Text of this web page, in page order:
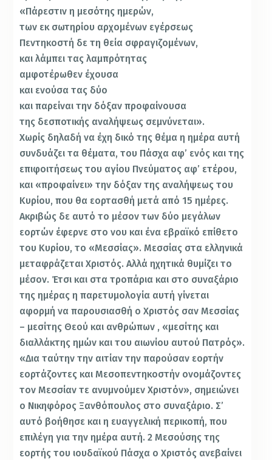
«Πάρεστιν η μεσότης ημερών,
των εκ σωτηρίου αρχομένων εγέρσεως
Πεντηκοστή δε τη θεία σφραγιζομένων,
και λάμπει τας λαμπρότητας
αμφοτέρωθεν έχουσα
και ενούσα τας δύο
και παρείναι την δόξαν προφαίνουσα
της δεσποτικής αναλήψεως σεμνύνεται».
Χωρίς δηλαδή να έχη δικό της θέμα η ημέρα αυτή
συνδυάζει τα θέματα, του Πάσχα αφ’ ενός και της
επιφοιτήσεως του αγίου Πνεύματος αφ’ ετέρου,
και «προφαίνει» την δόξαν της αναλήψεως του
Κυρίου, που θα εορτασθή μετά από 15 ημέρες.
Ακριβώς δε αυτό το μέσον των δύο μεγάλων
εορτών έφερνε στο νου και ένα εβραϊκό επίθετο
του Κυρίου, το «Μεσσίας». Μεσσίας στα ελληνικά
μεταφράζεται Χριστός. Αλλά ηχητικά θυμίζει το
μέσον. Έτσι και στα τροπάρια και στο συναξάριο
της ημέρας η παρετυμολογία αυτή γίνεται
αφορμή να παρουσιασθή ο Χριστός σαν Μεσσίας
– μεσίτης Θεού και ανθρώπων , «μεσίτης και
διαλλάκτης ημών και του αιωνίου αυτού Πατρός».
«Δια ταύτην την αιτίαν την παρούσαν εορτήν
εορτάζοντες και Μεσοπεντηκοστήν ονομάζοντες
τον Μεσσίαν τε ανυμνούμεν Χριστόν», σημειώνει
ο Νικηφόρος Ξανθόπουλος στο συναξάριο. Σ’
αυτό βοήθησε και η ευαγγελική περικοπή, που
επιλέγη για την ημέρα αυτή. 2 Μεσούσης της
εορτής του ιουδαϊκού Πάσχα ο Χριστός ανεβαίνει